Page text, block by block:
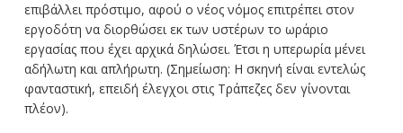
επιβάλλει πρόστιμο, αφού ο νέος νόμος επιτρέπει στον
εργοδότη να διορθώσει εκ των υστέρων το ωράριο
εργασίας που έχει αρχικά δηλώσει. Έτσι η υπερωρία μένει
αδήλωτη και απλήρωτη. (Σημείωση: Η σκηνή είναι εντελώς
φανταστική, επειδή έλεγχοι στις Τράπεζες δεν γίνονται
πλέον).